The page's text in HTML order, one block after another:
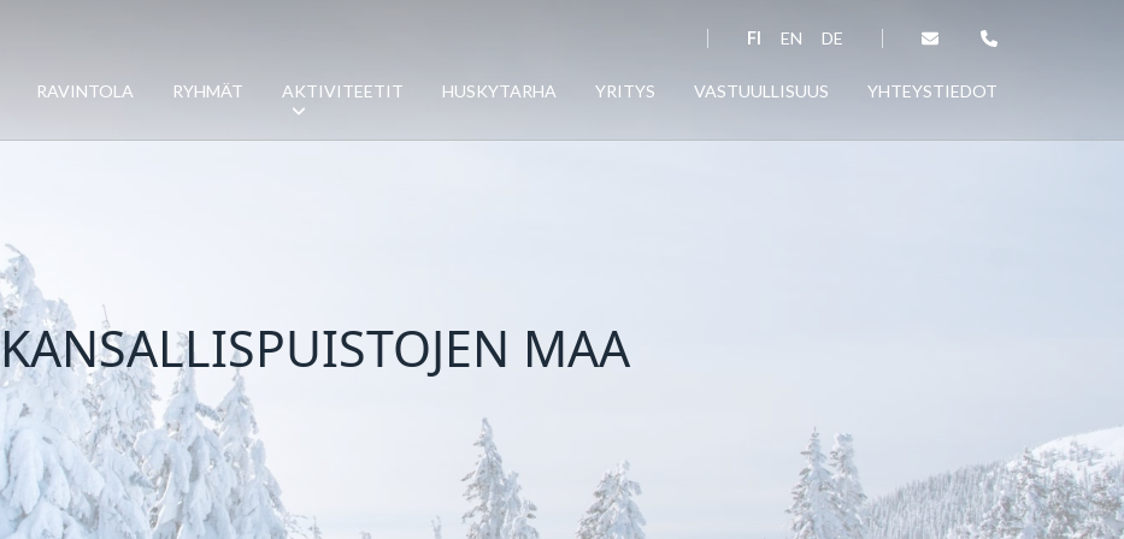
FI EN DE
RAVINTOLA RYHMÄT AKTIVITEETIT HUSKYTARHA YRITYS VASTUULLISUUS YHTEYSTIEDOT
KANSALLISPUISTOJEN MAA